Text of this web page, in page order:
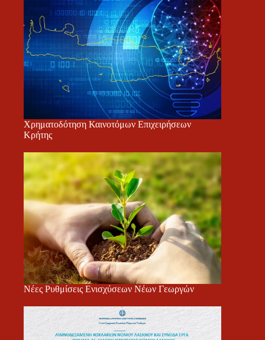
Χρηματοδότηση Καινοτόμων Επιχειρήσεων
Κρήτης
Νέες Ρυθμίσεις Ενισχύσεων Νέων Γεωργών